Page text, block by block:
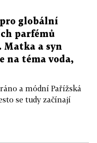
globální
parfémů
Matka a syn
na téma voda,
a módní Pařížská
se tudy začínají